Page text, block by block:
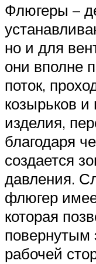
Флюгеры –
но и для
они вполне
поток,
козырьков
изделия,
благодаря
создается
давления.
флюгер
которая
повернутым
рабочей